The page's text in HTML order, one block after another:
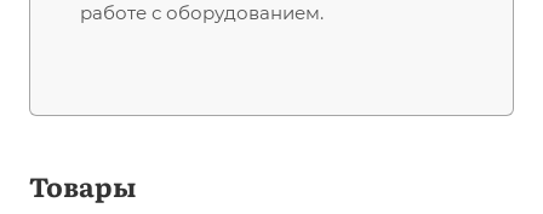
работе с оборудованием.
Товары